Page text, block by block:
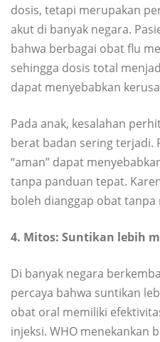
dosis, tetapi merupakan
akut di banyak negara.
bahwa berbagai obat flu
sehingga dosis total
dapat menyebabkan
Pada anak, kesalahan
berat badan sering terjadi.
“aman” dapat
tanpa panduan tepat.
boleh dianggap obat tanpa
4. Mitos: Suntikan lebih
Di banyak negara
percaya bahwa suntikan
obat oral memiliki
injeksi. WHO menekankan